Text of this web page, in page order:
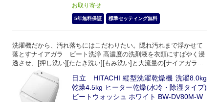
お取り寄せ
5年無料保証 標準セッティング無料
洗濯機だから、汚れ落ちにはこだわりたい。隠れ汚れまで浮かせて
落とすナイアガラ ビート洗浄 高濃度の洗剤液を衣類にすばやく浸
透させ、[押し洗い][たたき洗い][もみ洗い]と大流量の[ナイアガラシ
ャワー]で洗浄することで、しつこい汚れもスッキリ洗い上げます
日立 HITACHI 縦型洗濯乾燥機 洗濯8.0kg
乾燥4.5kg ヒーター乾燥(水冷・除湿タイプ)
ビートウォッシュ ホワイト BW-DV80M-W